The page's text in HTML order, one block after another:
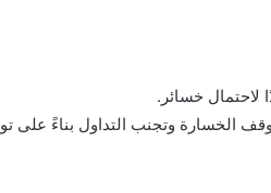
لاحتمال خسائر.
الخسارة وتجنب التداول بناءً على